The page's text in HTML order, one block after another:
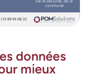
données
mieux